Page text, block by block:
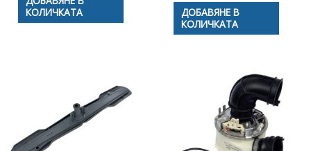
КОЛИЧКАТА
ДОБАВЯНЕ В
КОЛИЧКАТА